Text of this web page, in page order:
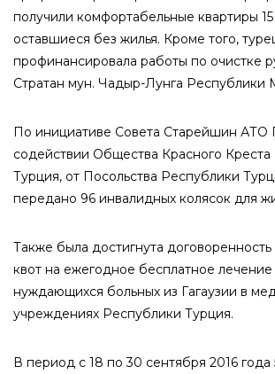
получили комфортабельные квартиры
оставшиеся без жилья. Кроме того,
профинансировала работы по очистке
Стратан мун. Чадыр-Лунга Республики
По инициативе Совета Старейшин АТО
содействии Общества Красного
Турция, от Посольства Республики
передано 96 инвалидных колясок для
Также была достигнута
квот на ежегодное бесплатное лечение
нуждающихся больных из Гагаузии в
учреждениях Республики Турция.
В период с 18 по 30 сентября 2016